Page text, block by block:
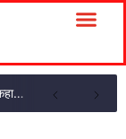
राहुल गांधी ने कार की टंकी खोलकर E20 पर हमला बोला, कहा- पूरी दाल ही काली है